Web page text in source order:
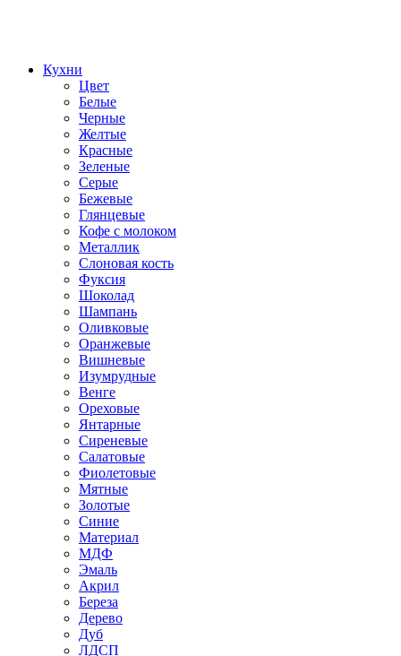
Кухни
Цвет
Белые
Черные
Желтые
Красные
Зеленые
Серые
Бежевые
Глянцевые
Кофе с молоком
Металлик
Слоновая кость
Фуксия
Шоколад
Шампань
Оливковые
Оранжевые
Вишневые
Изумрудные
Венге
Ореховые
Янтарные
Сиреневые
Салатовые
Фиолетовые
Мятные
Золотые
Синие
Материал
МДФ
Эмаль
Акрил
Береза
Дерево
Дуб
ЛДСП